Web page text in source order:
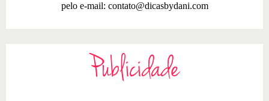
pelo e-mail: contato@dicasbydani.com
Publicidade